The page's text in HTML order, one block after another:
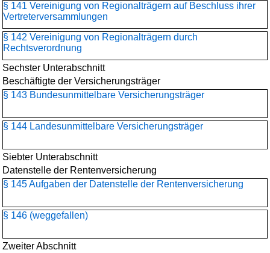
§ 141 Vereinigung von Regionalträgern auf Beschluss ihrer
Vertreterversammlungen
§ 142 Vereinigung von Regionalträgern durch
Rechtsverordnung
Sechster Unterabschnitt
Beschäftigte der Versicherungsträger
§ 143 Bundesunmittelbare Versicherungsträger
§ 144 Landesunmittelbare Versicherungsträger
Siebter Unterabschnitt
Datenstelle der Rentenversicherung
§ 145 Aufgaben der Datenstelle der Rentenversicherung
§ 146 (weggefallen)
Zweiter Abschnitt